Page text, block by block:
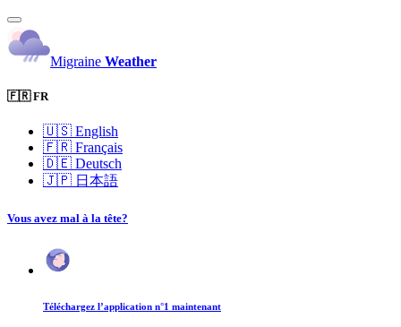
Migraine Weather
🇫🇷 FR
🇺🇸 English
🇫🇷 Français
🇩🇪 Deutsch
🇯🇵 日本語
Vous avez mal à la tête?
Téléchargez l’application n°1 maintenant